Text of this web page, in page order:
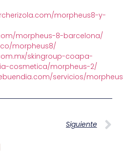
morpheus8-y-
morpheus-8-barcelona/
morpheus8/
skingroup-coapa-
cosmetica/morpheus-2/
servicios/
Siguiente